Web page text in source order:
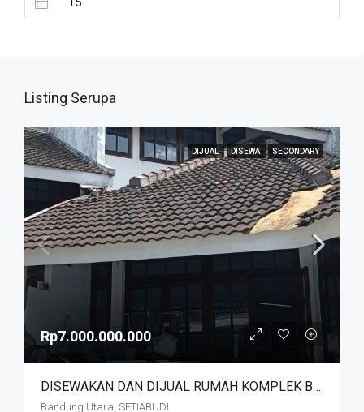
Listing Serupa
DIJUAL DISEWA SECONDARY
Rp7.000.000.000
DISEWAKAN DAN DIJUAL RUMAH KOMPLEK BUDISARI HEGARMANAH SETIABUDI DKT SECAPA AD DAN YOGYA SUPERMARKET BANDUNG KOTA
Bandung Utara, SETIABUDI